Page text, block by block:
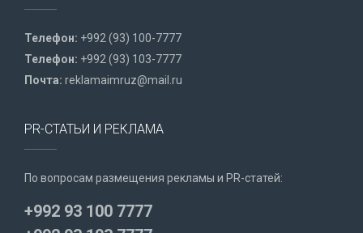
Телефон: +992 (93) 100-7777
Телефон: +992 (93) 103-7777
Почта: reklamaimruz@mail.ru
PR-СТАТЬИ И РЕКЛАМА
По вопросам размещения рекламы и PR-статей:
+992 93 100 7777